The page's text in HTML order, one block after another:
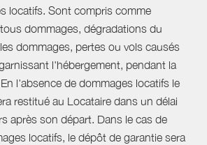
locatifs. Sont compris comme
dommages, dégradations du
dommages, pertes ou vols causés
l'hébergement, pendant la
l'absence de dommages locatifs le
restitué au Locataire dans un délai
après son départ. Dans le cas de
locatifs, le dépôt de garantie sera